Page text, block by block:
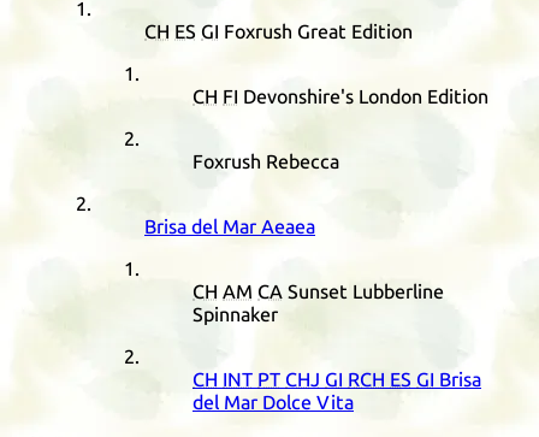
CH ES GI Foxrush Great Edition
CH FI Devonshire's London Edition
Foxrush Rebecca
Brisa del Mar Aeaea
CH AM CA Sunset Lubberline
Spinnaker
CH INT PT CHJ GI RCH ES GI Brisa
del Mar Dolce Vita